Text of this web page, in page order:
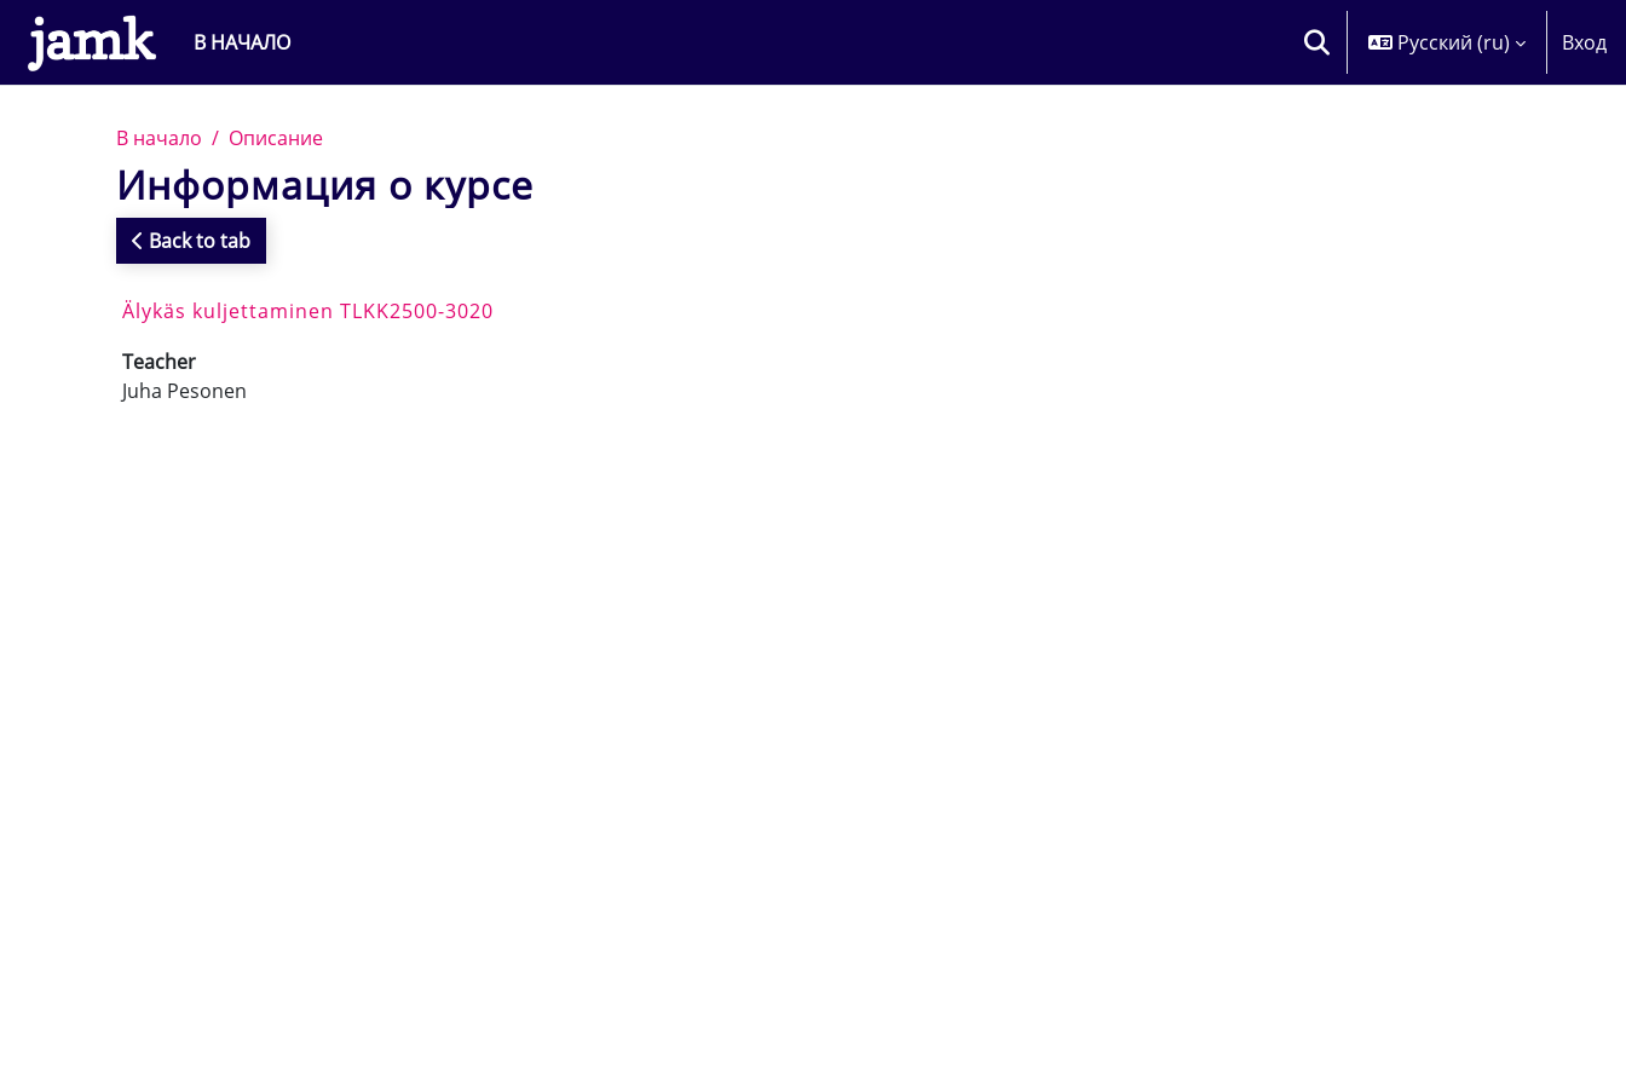
Перейти к основному содержанию
В НАЧАЛО
ИЗМЕНИТЬ ДАННЫЕ ПОИСКОВОЙ
Русский ‎(ru)‎ Вход
В начало Описание
Информация о курсе
Back to tab
Älykäs kuljettaminen TLKK2500-3020
Teacher
Juha Pesonen